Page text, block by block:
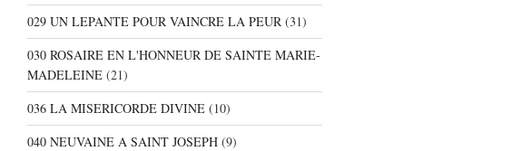
029 UN LEPANTE POUR VAINCRE LA PEUR(31)
030 ROSAIRE EN L'HONNEUR DE SAINTE MARIE-
MADELEINE(21)
036 LA MISERICORDE DIVINE(10)
040 NEUVAINE A SAINT JOSEPH(9)